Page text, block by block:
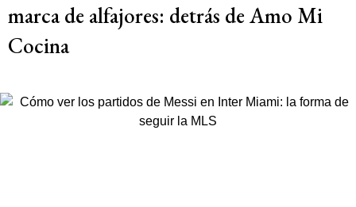
marca de alfajores: detrás de Amo Mi
Cocina